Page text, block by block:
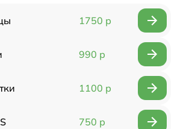
1750 р
990 р
1100 р
750 р